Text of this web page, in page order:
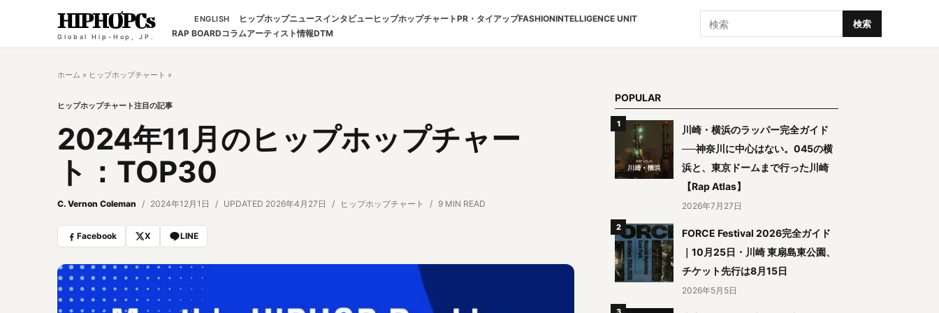
HIPHOPCs
Global Hip-Hop, JP.
ENGLISH ヒップホップニュースインタビューヒップホップチャートPR・タイアップFASHIONINTELLIGENCE UNIT
RAP BOARDコラムアーティスト情報DTM
検索 検索
ホーム » ヒップホップチャート »
ヒップホップチャート注目の記事
2024年11月のヒップホップチャー
ト：TOP30
C. Vernon Coleman 2024年12月1日 UPDATED 2026年4月27日 ヒップホップチャート 9 MIN READ
Facebook X LINE
POPULAR
川崎・横浜のラッパー完全ガイド
──神奈川に中心はない。045の横
浜と、東京ドームまで行った川崎
【Rap Atlas】
2026年7月27日
FORCE Festival 2026完全ガイド
｜10月25日・川崎 東扇島東公園、
チケット先行は8月15日
2026年5月5日